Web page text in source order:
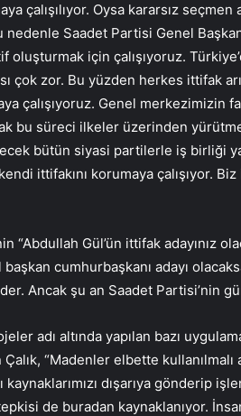
çalışılıyor. Oysa kararsız
nedenle Saadet Partisi Genel
oluşturmak için çalışıyoruz.
çok zor. Bu yüzden herkes ittifak
çalışıyoruz. Genel merkezimizin
bu süreci ilkeler üzerinden
bütün siyasi partilerle iş birliği
ittifakını korumaya çalışıyor.
“Abdullah Gül’ün ittifak adayınız
cumhurbaşkanı adayı
Ancak şu an Saadet Partisi’nin
adı altında yapılan bazı
“Madenler elbette
kaynaklarımızı dışarıya gönderip
tepkisi de buradan kaynaklanıyor.